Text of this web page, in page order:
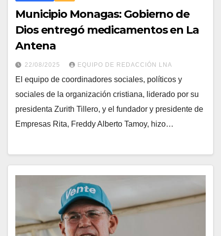
Municipio Monagas: Gobierno de
Dios entregó medicamentos en La
Antena
22/08/2025 EQUIPO DE REDACCIÓN LNA
El equipo de coordinadores sociales, políticos y
sociales de la organización cristiana, liderado por su
presidenta Zurith Tillero, y el fundador y presidente de
Empresas Rita, Freddy Alberto Tamoy, hizo…